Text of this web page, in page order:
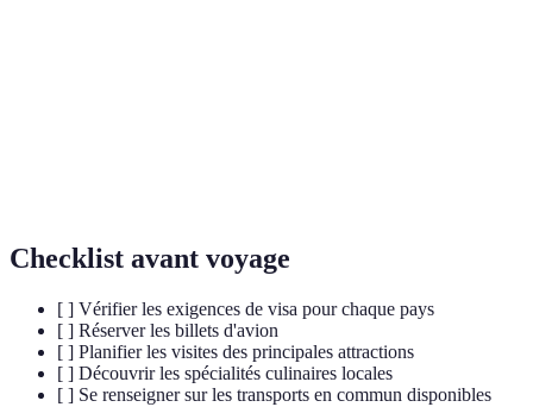
Checklist avant voyage
[ ] Vérifier les exigences de visa pour chaque pays
[ ] Réserver les billets d'avion
[ ] Planifier les visites des principales attractions
[ ] Découvrir les spécialités culinaires locales
[ ] Se renseigner sur les transports en commun disponibles